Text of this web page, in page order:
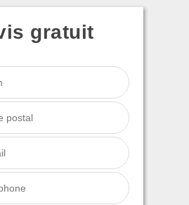
gratuit